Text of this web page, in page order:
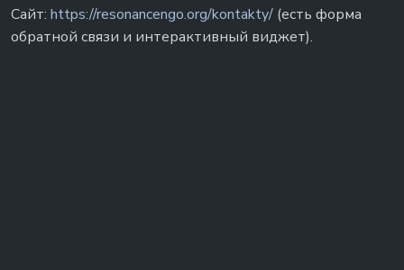
Сайт: https://resonancengo.org/kontakty/​ (есть форма
обратной связи и интерактивный виджет).